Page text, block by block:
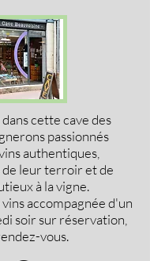
cette cave des
passionnés
authentiques,
leur terroir et de
à la vigne.
accompagnée d'un
soir sur réservation,
vous.